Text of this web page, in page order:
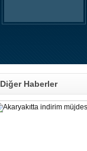
Diğer Haberler